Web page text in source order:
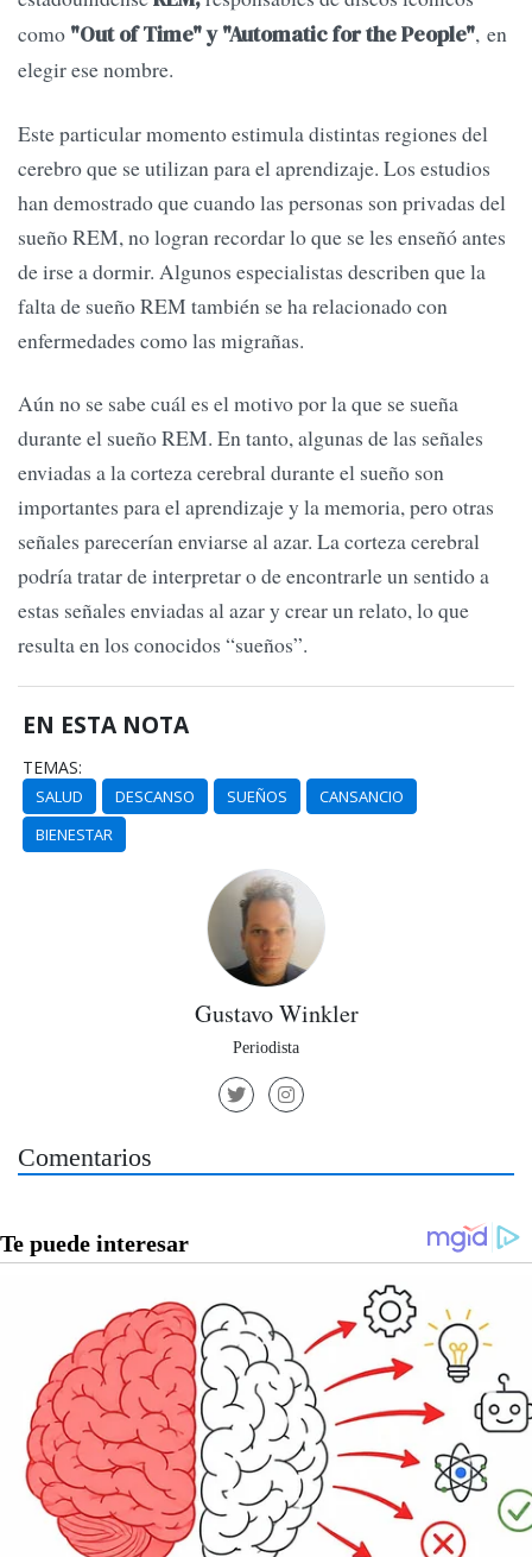
como "Out of Time" y "Automatic for the People", en
elegir ese nombre.
Este particular momento estimula distintas regiones del
cerebro que se utilizan para el aprendizaje. Los estudios
han demostrado que cuando las personas son privadas del
sueño REM, no logran recordar lo que se les enseñó antes
de irse a dormir. Algunos especialistas describen que la
falta de sueño REM también se ha relacionado con
enfermedades como las migrañas.
Aún no se sabe cuál es el motivo por la que se sueña
durante el sueño REM. En tanto, algunas de las señales
enviadas a la corteza cerebral durante el sueño son
importantes para el aprendizaje y la memoria, pero otras
señales parecerían enviarse al azar. La corteza cerebral
podría tratar de interpretar o de encontrarle un sentido a
estas señales enviadas al azar y crear un relato, lo que
resulta en los conocidos “sueños”.
EN ESTA NOTA
TEMAS:
SALUD DESCANSO SUEÑOS
CANSANCIO
BIENESTAR
Gustavo Winkler
Periodista
Comentarios